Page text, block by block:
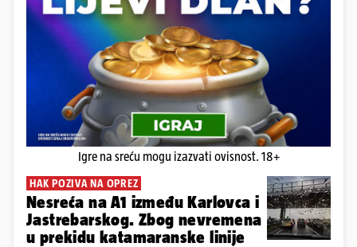
Igre na sreću mogu izazvati ovisnost. 18+
HAK POZIVA NA OPREZ
Nesreća na A1 između Karlovca i
Jastrebarskog. Zbog nevremena
u prekidu katamaranske linije